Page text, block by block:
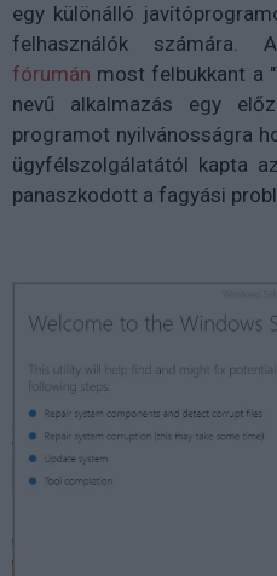
egy különálló
felhasználók
fórumán most felbukkant a
nevű alkalmazás egy
programot nyilvánosságra
ügyfélszolgálatától kapta
panaszkodott a fagyási